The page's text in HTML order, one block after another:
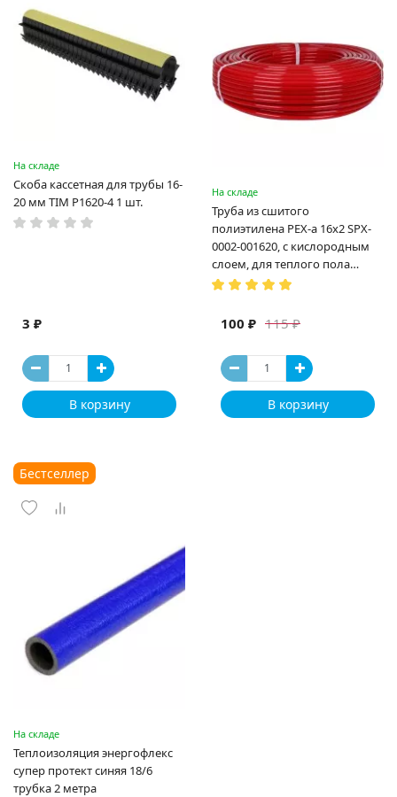
На складе
Скоба кассетная для трубы 16-
20 мм TIM P1620-4 1 шт.
3 ₽
В корзину
На складе
Труба из сшитого
полиэтилена PEX-a 16х2 SPX-
0002-001620, с кислородным
слоем, для теплого пола
(Испания)
115 ₽
100 ₽
В корзину
Бестселлер
На складе
Теплоизоляция энергофлекс
супер протект синяя 18/6
трубка 2 метра